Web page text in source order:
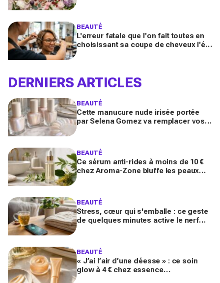
BEAUTÉ
L'erreur fatale que l'on fait toutes en
choisissant sa coupe de cheveux l'été
DERNIERS ARTICLES
BEAUTÉ
Cette manucure nude irisée portée
par Selena Gomez va remplacer vos
BEAUTÉ
Ce sérum anti-rides à moins de 10 €
chez Aroma-Zone bluffe les peaux
BEAUTÉ
Stress, cœur qui s'emballe : ce geste
de quelques minutes active le nerf
BEAUTÉ
« J’ai l’air d’une déesse » : ce soin
glow à 4 € chez essence